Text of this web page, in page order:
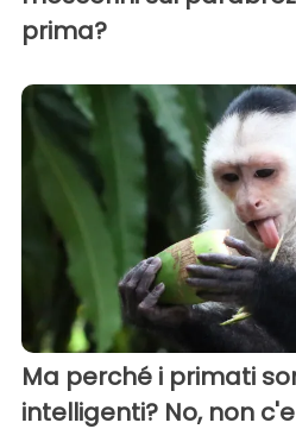
prima?
Ma perché i primati
intelligenti? No, non